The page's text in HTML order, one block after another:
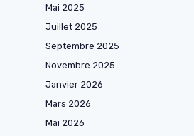
Mai 2025
Juillet 2025
Septembre 2025
Novembre 2025
Janvier 2026
Mars 2026
Mai 2026